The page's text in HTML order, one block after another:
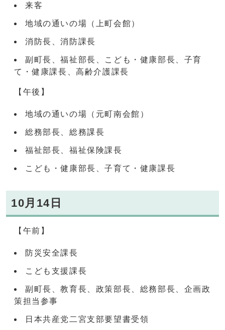
来客
地域の通いの場（上町会館）
消防長、消防課長
副町長、福祉部長、こども・健康部長、子育
て・健康課長、高齢介護課長
【午後】
地域の通いの場（元町南会館）
総務部長、総務課長
福祉部長、福祉保険課長
こども・健康部長、子育て・健康課長
10月14日
【午前】
防災安全課長
こども支援課長
副町長、教育長、政策部長、総務部長、企画政
策担当参事
日本共産党二宮支部要望書受領